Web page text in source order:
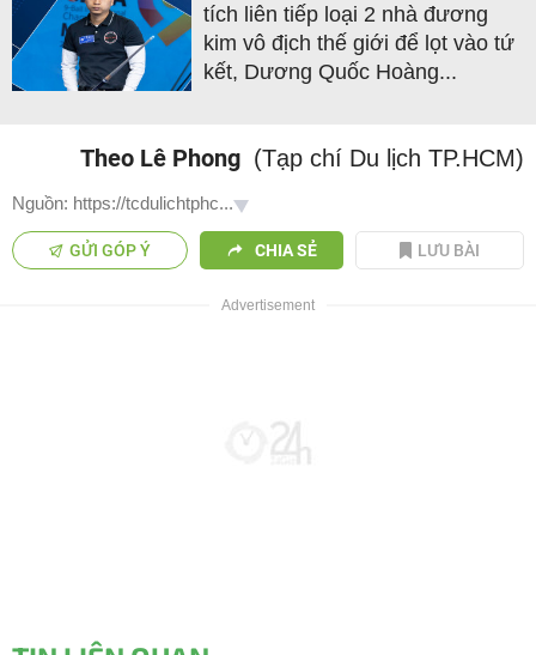
tích liên tiếp loại 2 nhà đương
kim vô địch thế giới để lọt vào tứ
kết, Dương Quốc Hoàng...
Theo Lê Phong (Tạp chí Du lịch TP.HCM)
Nguồn: https://tcdulichtphc...
GỬI GÓP Ý CHIA SẺ LƯU BÀI